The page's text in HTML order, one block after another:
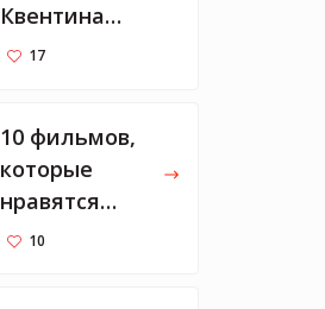
Квентина
Тарантино
17
10 фильмов,
которые
нравятся
Марку
10